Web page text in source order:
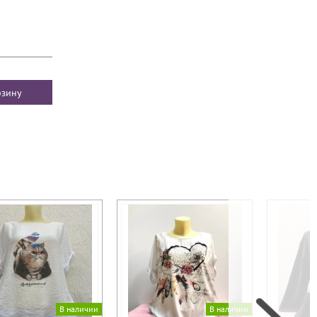
В наличии
В наличии